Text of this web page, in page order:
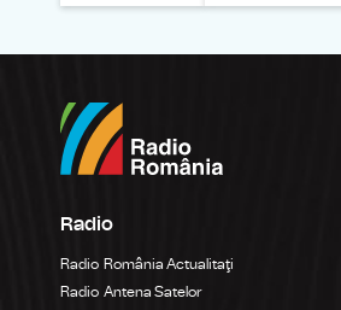
Radio
Radio România Actualitaţi
Radio Antena Satelor